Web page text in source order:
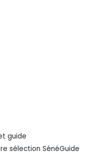
guide
sélection SénéGuide